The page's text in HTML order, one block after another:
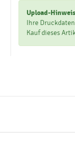
Upload-
Ihre
Kauf dieses